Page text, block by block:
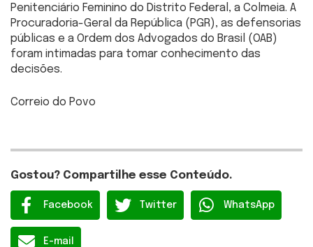
Penitenciário Feminino do Distrito Federal, a Colmeia. A
Procuradoria-Geral da República (PGR), as defensorias
públicas e a Ordem dos Advogados do Brasil (OAB)
foram intimadas para tomar conhecimento das
decisões.
Correio do Povo
Gostou? Compartilhe esse Conteúdo.
Facebook Twitter WhatsApp
E-mail